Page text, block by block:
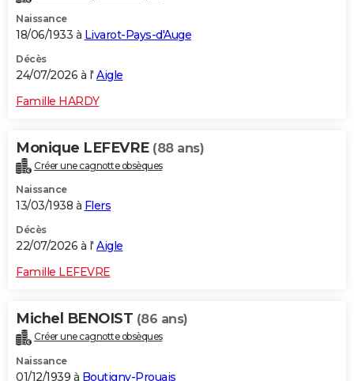
Naissance
18/06/1933 à Livarot-Pays-d'Auge
Décès
24/07/2026 à l' Aigle
Famille HARDY
Monique LEFEVRE (88 ans)
Créer une cagnotte obsèques
Naissance
13/03/1938 à Flers
Décès
22/07/2026 à l' Aigle
Famille LEFEVRE
Michel BENOIST (86 ans)
Créer une cagnotte obsèques
Naissance
01/12/1939 à Boutigny-Prouais